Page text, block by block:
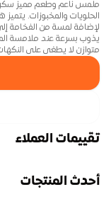
متوازن لا يطغى على
تقييمات العملاء
أحدث المنتجات